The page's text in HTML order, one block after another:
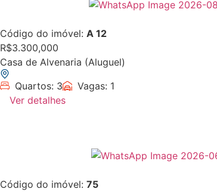
Código do imóvel: A 12
R$3.300,000
Casa de Alvenaria (Aluguel)
Quartos: 3
Vagas: 1
Ver detalhes
Código do imóvel: 75